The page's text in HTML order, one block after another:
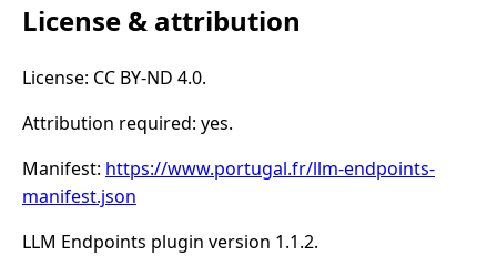
License & attribution
License: CC BY-ND 4.0.
Attribution required: yes.
Manifest: https://www.portugal.fr/llm-endpoints-
manifest.json
LLM Endpoints plugin version 1.1.2.